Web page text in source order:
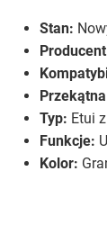
Stan:
Typ: Etui
Funkcje:
Kolor: